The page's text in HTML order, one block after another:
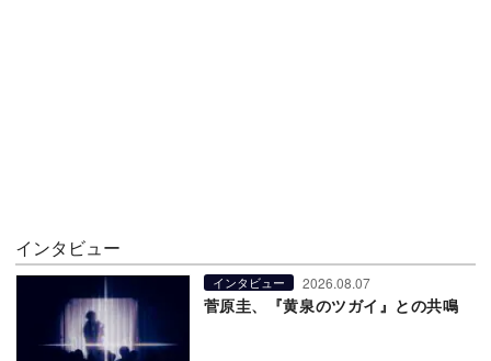
インタビュー
インタビュー 2026.08.07
菅原圭、『黄泉のツガイ』との共鳴